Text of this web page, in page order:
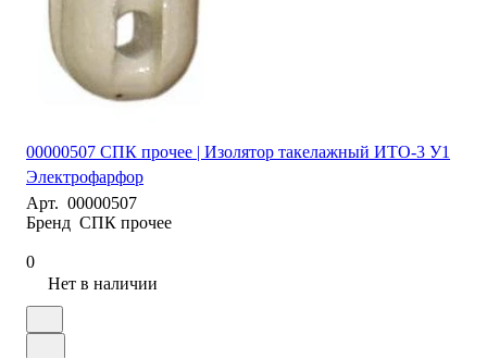
00000507 СПК прочее | Изолятор такелажный ИТО-3 У1
Электрофарфор
Арт. 00000507
Бренд СПК прочее
0
Нет в наличии